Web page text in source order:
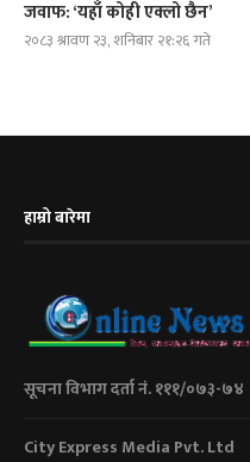
जवाफ: ‘यहाँ कोही एक्लो छैन’
२०८३ श्रावण २३, शनिबार २१:२६ गते
हाम्रो बारेमा
सूचना विभाग दर्ता नं. १११/०७३-७४
City Express Media Pvt. Ltd